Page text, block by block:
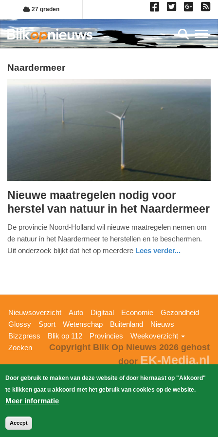
Overslaan
en
naar
de
gaan
27 graden
Naardermeer
maandag,
juni
2026
-
06-
2026
17:15
Nieuwe maatregelen nodig voor
herstel van natuur in het Naardermeer
De provincie Noord-Holland wil nieuwe maatregelen nemen om
de natuur in het Naardermeer te herstellen en te beschermen.
Uit onderzoek blijkt dat het op meerdere Lees verder...
Hoofdnavigatie
Nieuwsoverzicht Auto Digitaal Economie
Gezondheid
Glossy
Sport Wetenschap Buitenland
Nieuws
Bizzpress
Blik op 112 Provincies
Weekoverzicht
Zoeken
Copyright Blik Op Nieuws 2026 gehost
door EK-Media.nl
Door gebruik te maken van deze website of door hiernaast op "Akkoord"
te klikken gaat u akkoord met het gebruik van cookies op de website.
Meer informatie
Accept